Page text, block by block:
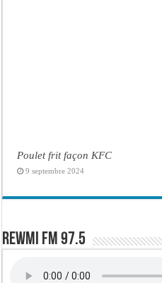
Poulet frit façon KFC
9 septembre 2024
Rewmi FM 97.5